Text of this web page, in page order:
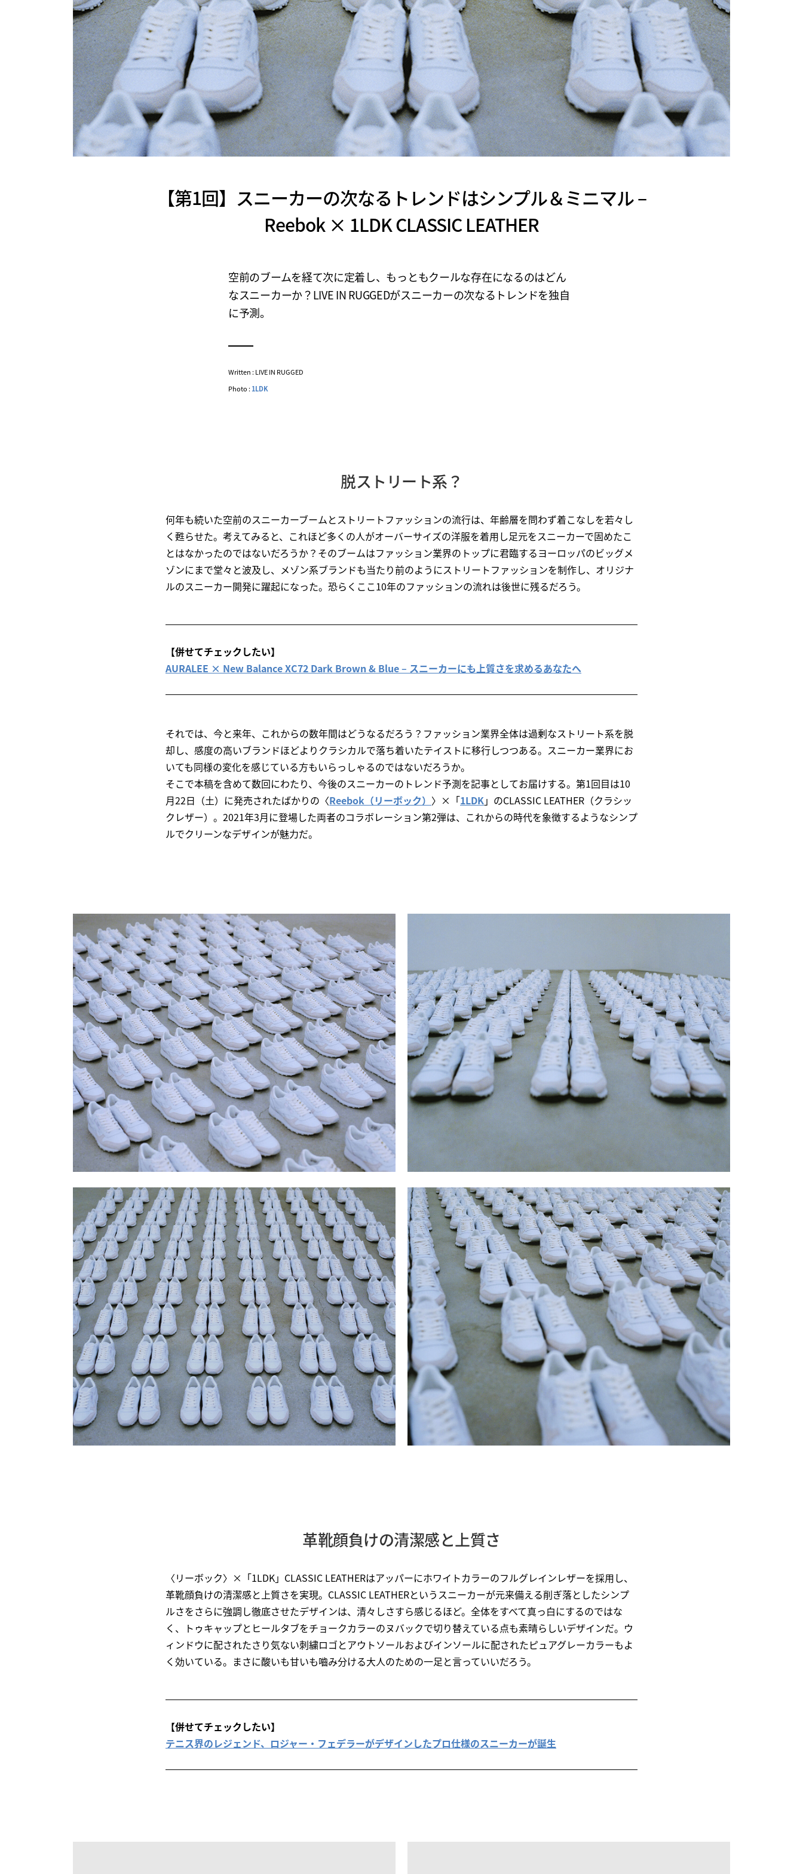
【第1回】スニーカーの次なるトレンドはシンプル＆ミニマル –
Reebok × 1LDK CLASSIC LEATHER
空前のブームを経て次に定着し、もっともクールな存在になるのはどん
なスニーカーか？LIVE IN RUGGEDがスニーカーの次なるトレンドを独自
に予測。
Written : LIVE IN RUGGED
Photo :1LDK
脱ストリート系？
何年も続いた空前のスニーカーブームとストリートファッションの流行は、年齢層を問わず着こなしを若々し
く甦らせた。考えてみると、これほど多くの人がオーバーサイズの洋服を着用し足元をスニーカーで固めたこ
とはなかったのではないだろうか？そのブームはファッション業界のトップに君臨するヨーロッパのビッグメ
ゾンにまで堂々と波及し、メゾン系ブランドも当たり前のようにストリートファッションを制作し、オリジナ
ルのスニーカー開発に躍起になった。恐らくここ10年のファッションの流れは後世に残るだろう。
【併せてチェックしたい】
AURALEE × New Balance XC72 Dark Brown & Blue – スニーカーにも上質さを求めるあなたへ
それでは、今と来年、これからの数年間はどうなるだろう？ファッション業界全体は過剰なストリート系を脱
却し、感度の高いブランドほどよりクラシカルで落ち着いたテイストに移行しつつある。スニーカー業界にお
いても同様の変化を感じている方もいらっしゃるのではないだろうか。
そこで本稿を含めて数回にわたり、今後のスニーカーのトレンド予測を記事としてお届けする。第1回目は10
月22日（土）に発売されたばかりの〈Reebok（リーボック） 〉×「1LDK」のCLASSIC LEATHER（クラシッ
クレザー）。2021年3月に登場した両者のコラボレーション第2弾は、これからの時代を象徴するようなシンプ
ルでクリーンなデザインが魅力だ。
革靴顔負けの清潔感と上質さ
〈リーボック〉×「1LDK」CLASSIC LEATHERはアッパーにホワイトカラーのフルグレインレザーを採用し、
革靴顔負けの清潔感と上質さを実現。CLASSIC LEATHERというスニーカーが元来備える削ぎ落としたシンプ
ルさをさらに強調し徹底させたデザインは、清々しさすら感じるほど。全体をすべて真っ白にするのではな
く、トゥキャップとヒールタブをチョークカラーのヌバックで切り替えている点も素晴らしいデザインだ。ウ
ィンドウに配されたさり気ない刺繍ロゴとアウトソールおよびインソールに配されたピュアグレーカラーもよ
く効いている。まさに酸いも甘いも嚙み分ける大人のための一足と言っていいだろう。
【併せてチェックしたい】
テニス界のレジェンド、ロジャー・フェデラーがデザインしたプロ仕様のスニーカーが誕生